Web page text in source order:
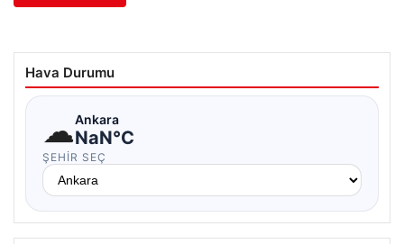
Hava Durumu
☁Ankara
NaN°C
ŞEHIR SEÇ